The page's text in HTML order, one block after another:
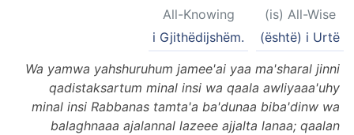
(is) All-Wise
(është) i Urtë
All-Knowing
i Gjithëdijshëm.
Wa yamwa yahshuruhum jamee'ai yaa ma'sharal jinni
qadistaksartum minal insi wa qaala awliyaaa'uhy
minal insi Rabbanas tamta'a ba'dunaa biba'dinw wa
balaghnaaa ajalannal lazeee ajjalta lanaa; qaalan